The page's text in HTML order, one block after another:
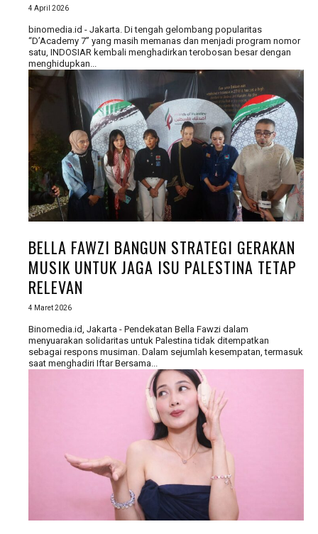
4 April 2026
binomedia.id - Jakarta. Di tengah gelombang popularitas
“D’Academy 7” yang masih memanas dan menjadi program nomor
satu, INDOSIAR kembali menghadirkan terobosan besar dengan
menghidupkan...
BELLA FAWZI BANGUN STRATEGI GERAKAN
MUSIK UNTUK JAGA ISU PALESTINA TETAP
RELEVAN
4 Maret 2026
Binomedia.id, Jakarta - Pendekatan Bella Fawzi dalam
menyuarakan solidaritas untuk Palestina tidak ditempatkan
sebagai respons musiman. Dalam sejumlah kesempatan, termasuk
saat menghadiri Iftar Bersama...